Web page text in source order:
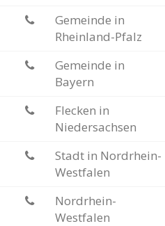
Gemeinde in
Rheinland-Pfalz
Gemeinde in
Bayern
Flecken in
Niedersachsen
Stadt in Nordrhein-
Westfalen
Nordrhein-
Westfalen